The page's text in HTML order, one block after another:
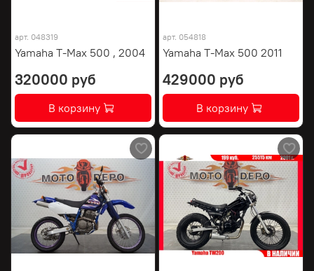
арт. 048319
Yamaha T-Max 500 , 2004
320000 руб
В корзину
арт. 054818
Yamaha T-Max 500 2011
429000 руб
В корзину